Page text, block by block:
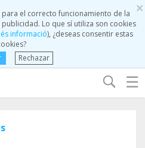
×
el correcto funcionamiento de la
Lo que sí utiliza son cookies
informació), ¿deseas consentir estas
Rechazar
☰